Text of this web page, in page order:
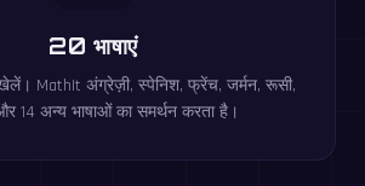
20 भाषाएं
खेलें। MathIt अंग्रेज़ी, स्पेनिश, फ्रेंच, जर्मन, रूसी,
14 अन्य भाषाओं का समर्थन करता है।